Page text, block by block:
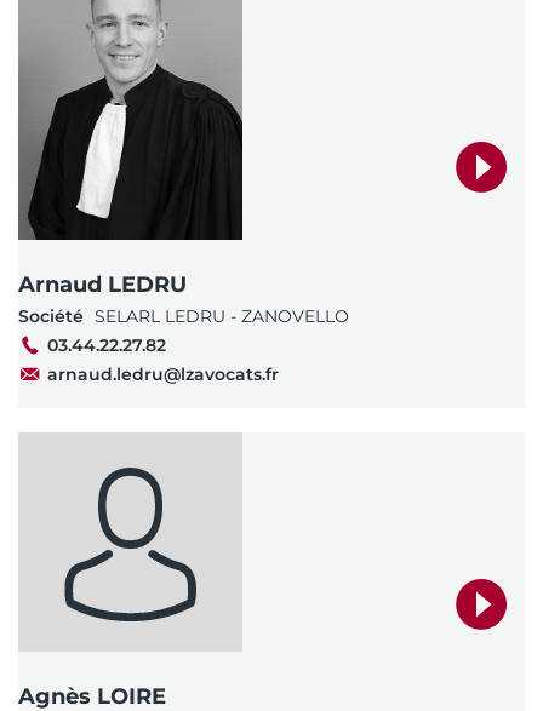
Arnaud LEDRU
Société SELARL LEDRU - ZANOVELLO
03.44.22.27.82
arnaud.ledru@lzavocats.fr
Agnès LOIRE